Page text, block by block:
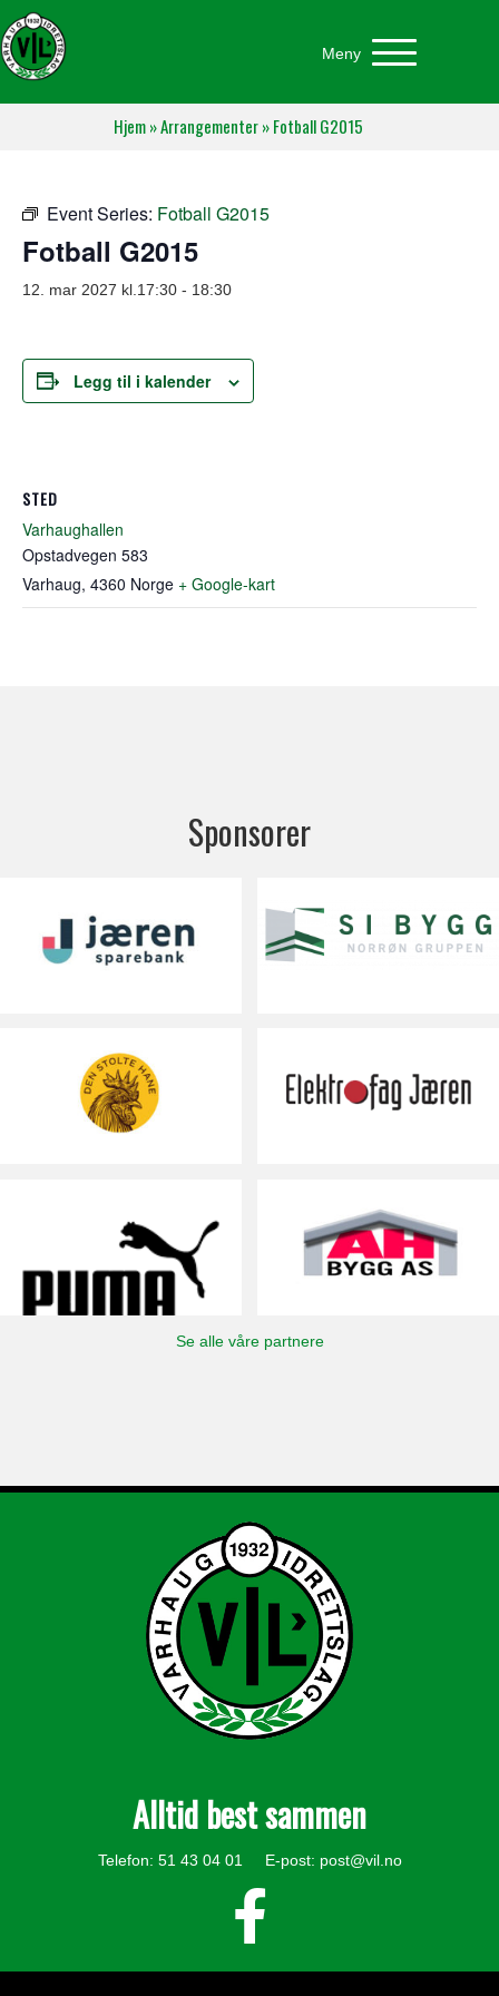
Meny
Hjem»Arrangementer»Fotball G2015
Event Series: Fotball G2015
Fotball G2015
12. mar 2027 kl.17:30 - 18:30
Legg til i kalender
STED
Varhaughallen
Opstadvegen 583
Varhaug, 4360 Norge + Google-kart
Sponsorer
Se alle våre partnere
Alltid best sammen
Telefon: 51 43 04 01 E-post: post@vil.no